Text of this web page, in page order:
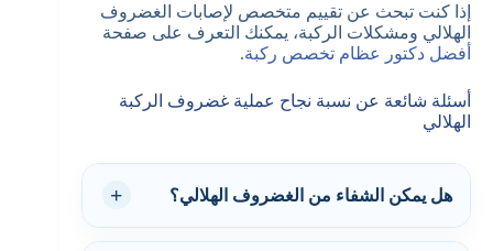
إذا كنت تبحث عن تقييم متخصص لإصابات الغضروف
الهلالي ومشكلات الركبة، يمكنك التعرف على صفحة
أفضل دكتور عظام تخصص ركبة.
أسئلة شائعة عن نسبة نجاح عملية غضروف الركبة
الهلالي
هل يمكن الشفاء من الغضروف الهلالي؟